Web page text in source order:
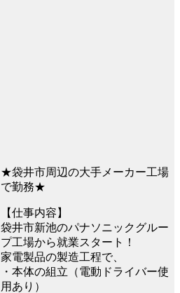
★袋井市周辺の大手メーカー工場
で勤務★
【仕事内容】
袋井市新池のパナソニックグルー
プ工場から就業スタート！
家電製品の製造工程で、
・本体の組立（電動ドライバー使
用あり）